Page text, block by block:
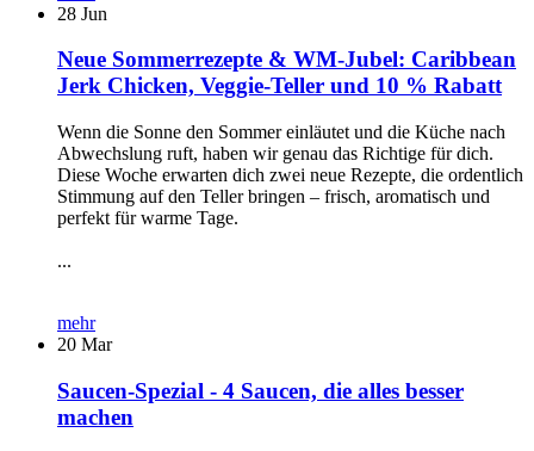
28 Jun
Neue Sommerrezepte & WM-Jubel: Caribbean
Jerk Chicken, Veggie-Teller und 10 % Rabatt
Wenn die Sonne den Sommer einläutet und die Küche nach
Abwechslung ruft, haben wir genau das Richtige für dich.
Diese Woche erwarten dich zwei neue Rezepte, die ordentlich
Stimmung auf den Teller bringen – frisch, aromatisch und
perfekt für warme Tage.
...
mehr
20 Mar
Saucen-Spezial - 4 Saucen, die alles besser
machen